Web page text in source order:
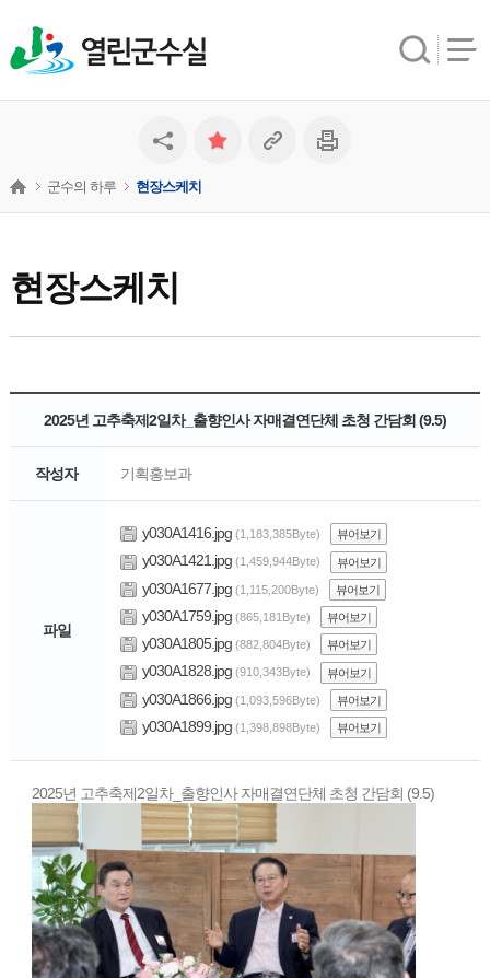
열린군수실
현장스케치
군수의 하루 현장스케치
2025년 고추축제2일차_출향인사 자매결연단체 초청 간담회 (9.5)
작성자 기획홍보과
파일
y030A1416.jpg (1,183,385Byte) 뷰어보기
y030A1421.jpg (1,459,944Byte) 뷰어보기
y030A1677.jpg (1,115,200Byte) 뷰어보기
y030A1759.jpg (865,181Byte) 뷰어보기
y030A1805.jpg (882,804Byte) 뷰어보기
y030A1828.jpg (910,343Byte) 뷰어보기
y030A1866.jpg (1,093,596Byte) 뷰어보기
y030A1899.jpg (1,398,898Byte) 뷰어보기
2025년 고추축제2일차_출향인사 자매결연단체 초청 간담회 (9.5)